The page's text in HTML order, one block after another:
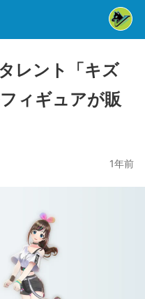
レント「キズ
ィギュアが販
1年前